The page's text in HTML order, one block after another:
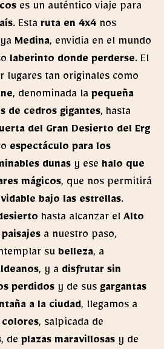
es un auténtico viaje para
. Esta ruta en 4x4 nos
Medina, envidia en el mundo
laberinto donde perderse. El
lugares tan originales como
, denominada la pequeña
de cedros gigantes, hasta
del Gran Desierto del Erg
espectáculo para los
dunas y ese halo que
mágicos, que nos permitirá
bajo las estrellas.
hasta alcanzar el Alto
paisajes a nuestro paso,
su belleza, a
, y a disfrutar sin
perdidos y de sus gargantas
a la ciudad, llegamos a
colores, salpicada de
, de plazas maravillosas y de